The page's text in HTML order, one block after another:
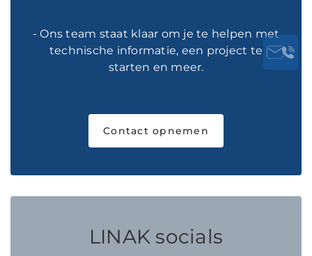
- Ons team staat klaar om je te helpen met
technische informatie, een project te
starten en meer.
Contact opnemen
LINAK socials